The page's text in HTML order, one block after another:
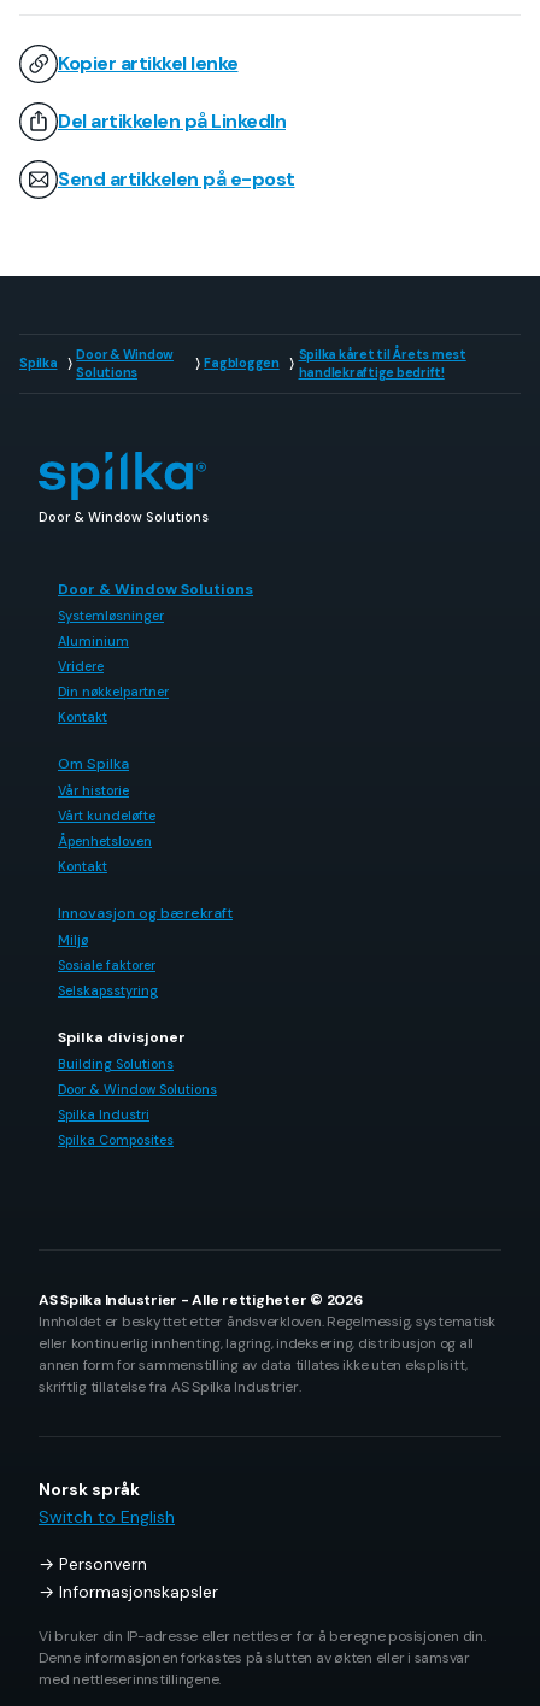
Kopier artikkel lenke
Del artikkelen på LinkedIn
Send artikkelen på e-post
Spilka
Door & Window
Solutions
Fagbloggen
Spilka kåret til Årets mest
handlekraftige bedrift!
Door & Window Solutions
Door & Window Solutions
Systemløsninger
Aluminium
Vridere
Din nøkkelpartner
Kontakt
Om Spilka
Vår historie
Vårt kundeløfte
Åpenhetsloven
Kontakt
Innovasjon og bærekraft
Miljø
Sosiale faktorer
Selskapsstyring
Spilka divisjoner
Building Solutions
Door & Window Solutions
Spilka Industri
Spilka Composites
AS Spilka Industrier - Alle rettigheter © 2026
Innholdet er beskyttet etter åndsverkloven. Regelmessig, systematisk
eller kontinuerlig innhenting, lagring, indeksering, distribusjon og all
annen form for sammenstilling av data tillates ikke uten eksplisitt,
skriftlig tillatelse fra AS Spilka Industrier.
Norsk språk
Switch to English
Personvern
Informasjonskapsler
Vi bruker din IP-adresse eller nettleser for å beregne posisjonen din.
Denne informasjonen forkastes på slutten av økten eller i samsvar
med nettleserinnstillingene.